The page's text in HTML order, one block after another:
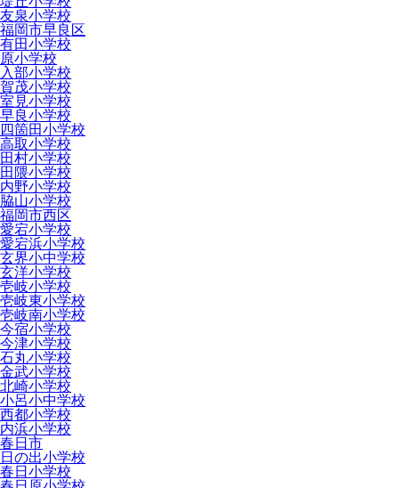
友泉小学校
福岡市早良区
有田小学校
原小学校
入部小学校
賀茂小学校
室見小学校
早良小学校
四箇田小学校
高取小学校
田村小学校
田隈小学校
内野小学校
脇山小学校
福岡市西区
愛宕小学校
愛宕浜小学校
玄界小中学校
玄洋小学校
壱岐小学校
壱岐東小学校
壱岐南小学校
今宿小学校
今津小学校
石丸小学校
金武小学校
北崎小学校
小呂小中学校
西都小学校
内浜小学校
春日市
日の出小学校
春日小学校